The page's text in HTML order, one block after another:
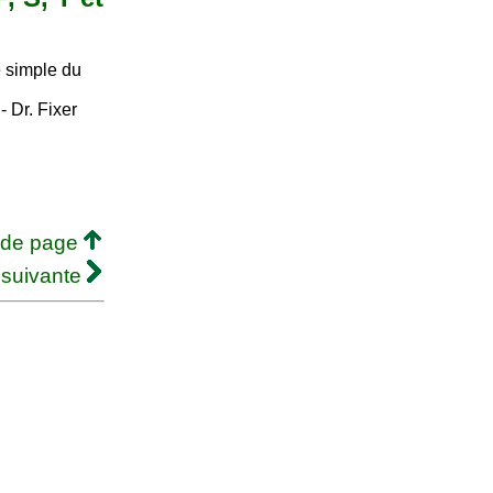
simple du
Dr. Fixer
page